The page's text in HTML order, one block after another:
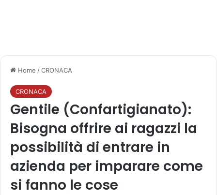
Home /CRONACA
CRONACA
Gentile (Confartigianato):
Bisogna offrire ai ragazzi la
possibilità di entrare in
azienda per imparare come
si fanno le cose